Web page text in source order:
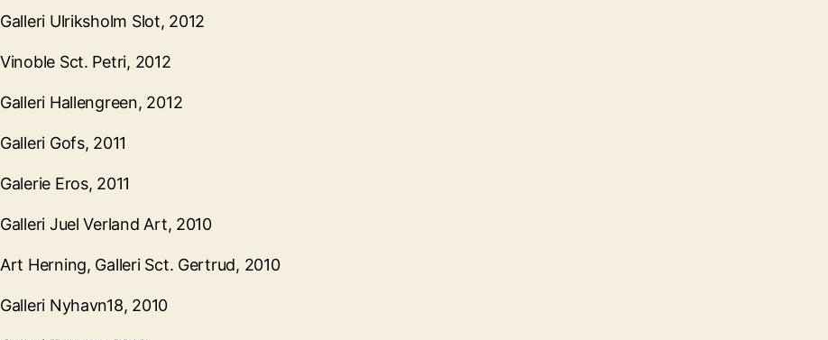
Galleri Ulriksholm Slot, 2012
Vinoble Sct. Petri, 2012
Galleri Hallengreen, 2012
Galleri Gofs, 2011
Galerie Eros, 2011
Galleri Juel Verland Art, 2010
Art Herning, Galleri Sct. Gertrud, 2010
Galleri Nyhavn18, 2010